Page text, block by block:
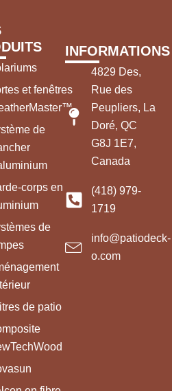
et fenêtres
de
corps en
de
de patio
INFORMATIONS
4829 Des,
Rue des
Peupliers, La
Doré, QC
G8J 1E7,
Canada
(418) 979-
1719
info@patiodeck-
o.com